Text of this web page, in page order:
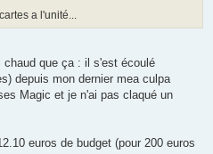
a l'unité...
que ça : il s'est écoulé
depuis mon dernier mea culpa
Magic et je n'ai pas claqué un
euros de budget (pour 200 euros